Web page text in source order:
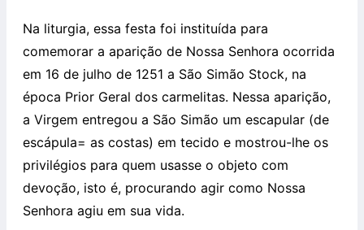
Na liturgia, essa festa foi instituída para
comemorar a aparição de Nossa Senhora ocorrida
em 16 de julho de 1251 a São Simão Stock, na
época Prior Geral dos carmelitas. Nessa aparição,
a Virgem entregou a São Simão um escapular (de
escápula= as costas) em tecido e mostrou-lhe os
privilégios para quem usasse o objeto com
devoção, isto é, procurando agir como Nossa
Senhora agiu em sua vida.